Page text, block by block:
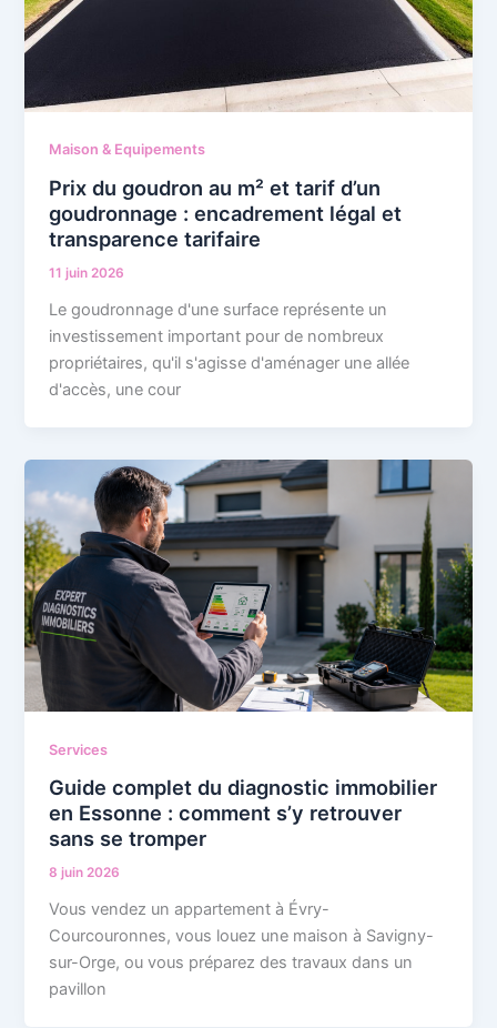
Maison & Equipements
Prix du goudron au m² et tarif d’un
goudronnage : encadrement légal et
transparence tarifaire
11 juin 2026
Le goudronnage d'une surface représente un
investissement important pour de nombreux
propriétaires, qu'il s'agisse d'aménager une allée
d'accès, une cour
Services
Guide complet du diagnostic immobilier
en Essonne : comment s’y retrouver
sans se tromper
8 juin 2026
Vous vendez un appartement à Évry-
Courcouronnes, vous louez une maison à Savigny-
sur-Orge, ou vous préparez des travaux dans un
pavillon